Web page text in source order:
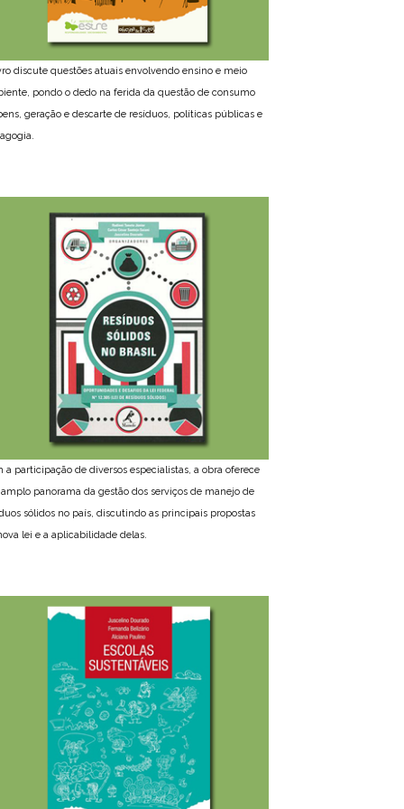
discute questões atuais envolvendo ensino e meio
pondo o dedo na ferida da questão de consumo
geração e descarte de resíduos, políticas públicas e
a participação de diversos especialistas, a obra oferece
panorama da gestão dos serviços de manejo de
sólidos no país, discutindo as principais propostas
lei e a aplicabilidade delas.